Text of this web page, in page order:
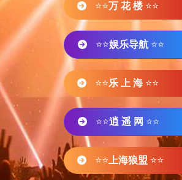
⭐⭐万 花 楼 ⭐⭐
⭐⭐娱乐导航 ⭐⭐
⭐⭐乐 上 海 ⭐⭐
⭐⭐逍 遥 网 ⭐⭐
⭐⭐ 上海狼盟 ⭐⭐